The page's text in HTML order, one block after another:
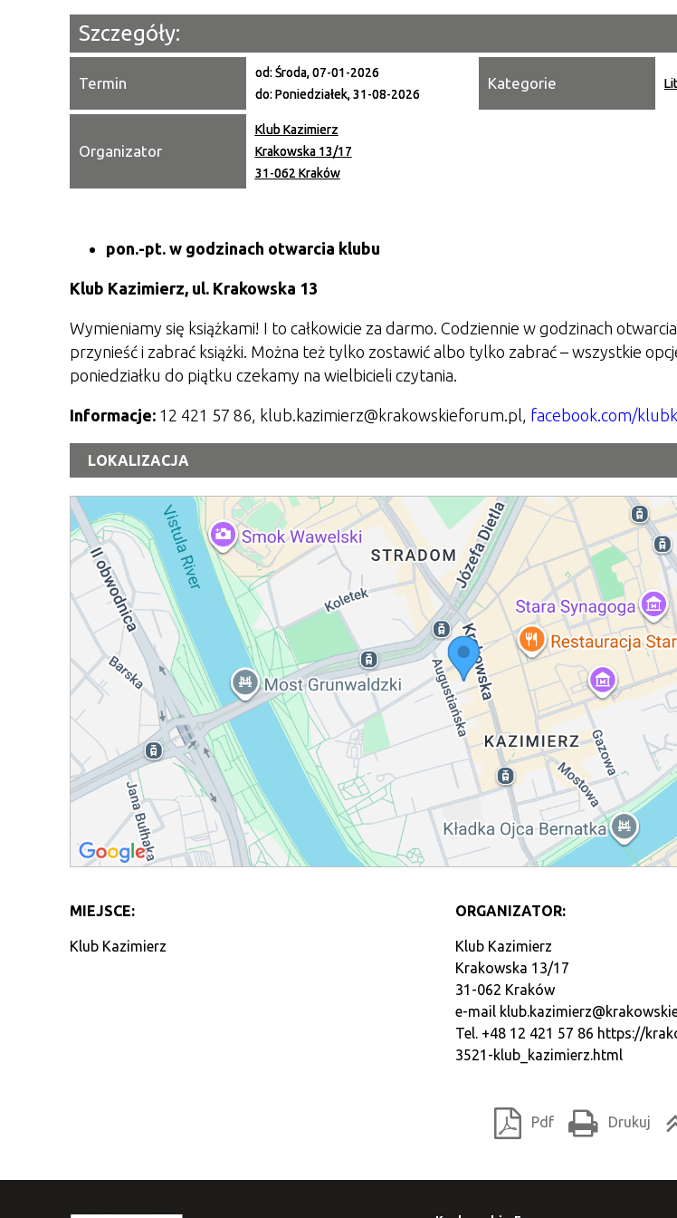
Szczegóły:
Termin
od: Środa, 07-01-2026
do: Poniedziałek, 31-08-2026
Kategorie
Organizator
Klub Kazimierz
Krakowska 13/17
31-062 Kraków
pon.-pt. w godzinach otwarcia klubu
Klub Kazimierz, ul. Krakowska 13
Wymieniamy się książkami! I to całkowicie za darmo. Codziennie w godzinach
przynieść i zabrać książki. Można też tylko zostawić albo tylko zabrać – wszystkie
poniedziałku do piątku czekamy na wielbicieli czytania.
Informacje:12 421 57 86, klub.kazimierz@krakowskieforum.pl, facebook.com/
LOKALIZACJA
MIEJSCE:
Klub Kazimierz
ORGANIZATOR:
Klub Kazimierz
Krakowska 13/17
31-062 Kraków
e-mail
Tel. +48 12 421 57 86 https://
3521-klub_kazimierz.html
Pdf Drukuj